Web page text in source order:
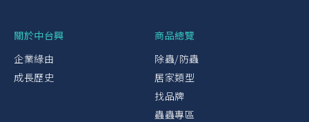
關於中台興
企業緣由
成長歷史
商品總覽
除蟲/防蟲
居家類型
找品牌
蟲蟲專區